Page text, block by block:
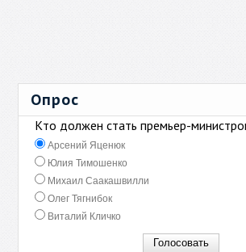
Опрос
Кто должен стать премьер-
Арсений Яценюк
Юлия Тимошенко
Михаил Саакашвилли
Олег Тягнибок
Виталий Кличко